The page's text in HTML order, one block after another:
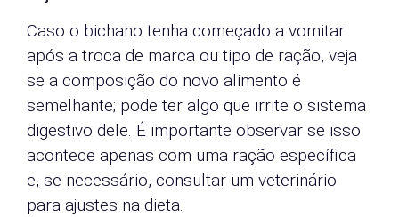
Caso o bichano tenha começado a vomitar
após a troca de marca ou tipo de ração, veja
se a composição do novo alimento é
semelhante; pode ter algo que irrite o sistema
digestivo dele. É importante observar se isso
acontece apenas com uma ração específica
e, se necessário, consultar um veterinário
para ajustes na dieta.